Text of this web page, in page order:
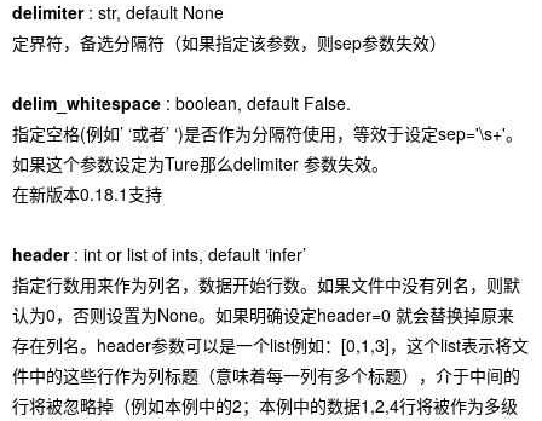
delimiter : str, default None
定界符，备选分隔符（如果指定该参数，则sep参数失效）
delim_whitespace : boolean, default False.
指定空格(例如’ ‘或者’ ‘)是否作为分隔符使用，等效于设定sep='\s+'。
如果这个参数设定为Ture那么delimiter 参数失效。
在新版本0.18.1支持
header: int or list of ints, default ‘infer’
指定行数用来作为列名，数据开始行数。如果文件中没有列名，则默
认为0，否则设置为None。如果明确设定header=0 就会替换掉原来
存在列名。header参数可以是一个list例如：[0,1,3]，这个list表示将文
件中的这些行作为列标题（意味着每一列有多个标题），介于中间的
行将被忽略掉（例如本例中的2；本例中的数据1,2,4行将被作为多级